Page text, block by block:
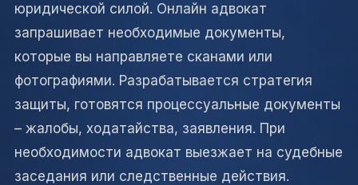
юридической силой. Онлайн адвокат
запрашивает необходимые документы,
которые вы направляете сканами или
фотографиями. Разрабатывается стратегия
защиты, готовятся процессуальные документы
– жалобы, ходатайства, заявления. При
необходимости адвокат выезжает на судебные
заседания или следственные действия.